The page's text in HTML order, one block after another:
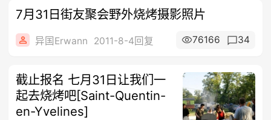
7月31日街友聚会野外烧烤摄影照片
异国Erwann 2011-8-4回复 76166 34
截止报名 七月31日让我们一
起去烧烤吧[Saint-Quentin-
en-Yvelines]